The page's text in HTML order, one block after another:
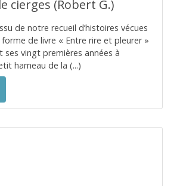
cierges (Robert G.)
de notre recueil d’histoires vécues
de livre « Entre rire et pleurer »
ses vingt premières années à
hameau de la (...)